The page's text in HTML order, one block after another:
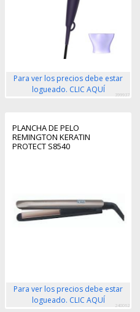
Para ver los precios debe estar
logueado. CLIC AQUÍ
399937
PLANCHA DE PELO
REMINGTON KERATIN
PROTECT S8540
Para ver los precios debe estar
logueado. CLIC AQUÍ
240062